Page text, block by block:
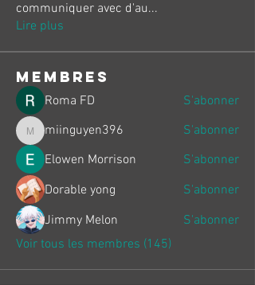
communiquer avec d'au...
Lire plus
membres
Roma FD S'abonner
miinguyen396
miinguyen396
S'abonner
Elowen Morrison
S'abonner
Dorable yong
S'abonner
Jimmy Melon
S'abonner
Voir tous les membres (145)